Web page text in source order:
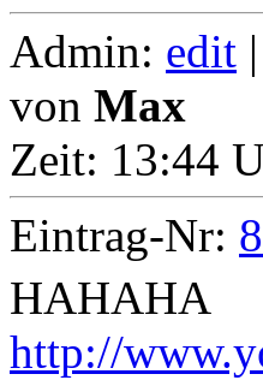
Admin: edit |
von Max
Zeit: 13:44
Eintrag-Nr:
HAHAHA
http://